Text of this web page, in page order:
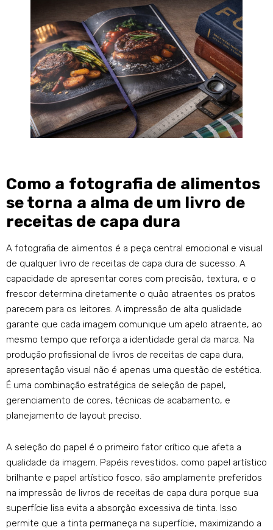
Como a fotografia de alimentos
se torna a alma de um livro de
receitas de capa dura
A fotografia de alimentos é a peça central emocional e visual
de qualquer livro de receitas de capa dura de sucesso. A
capacidade de apresentar cores com precisão, textura, e o
frescor determina diretamente o quão atraentes os pratos
parecem para os leitores. A impressão de alta qualidade
garante que cada imagem comunique um apelo atraente, ao
mesmo tempo que reforça a identidade geral da marca. Na
produção profissional de livros de receitas de capa dura,
apresentação visual não é apenas uma questão de estética.
É uma combinação estratégica de seleção de papel,
gerenciamento de cores, técnicas de acabamento, e
planejamento de layout preciso.
A seleção do papel é o primeiro fator crítico que afeta a
qualidade da imagem. Papéis revestidos, como papel artístico
brilhante e papel artístico fosco, são amplamente preferidos
na impressão de livros de receitas de capa dura porque sua
superfície lisa evita a absorção excessiva de tinta. Isso
permite que a tinta permaneça na superfície, maximizando a